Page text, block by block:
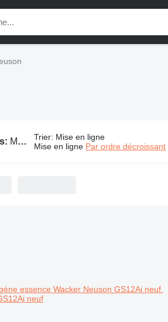
Matériel industriel Wacker Neuson Trier: Mise en ligne
Mise en ligne Par ordre décroissant
neuf